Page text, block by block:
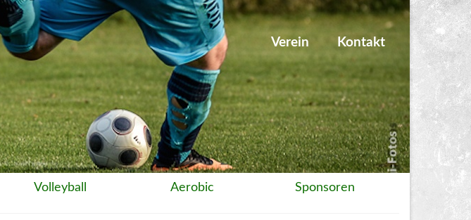
Verein Kontakt
Volleyball Aerobic Sponsoren